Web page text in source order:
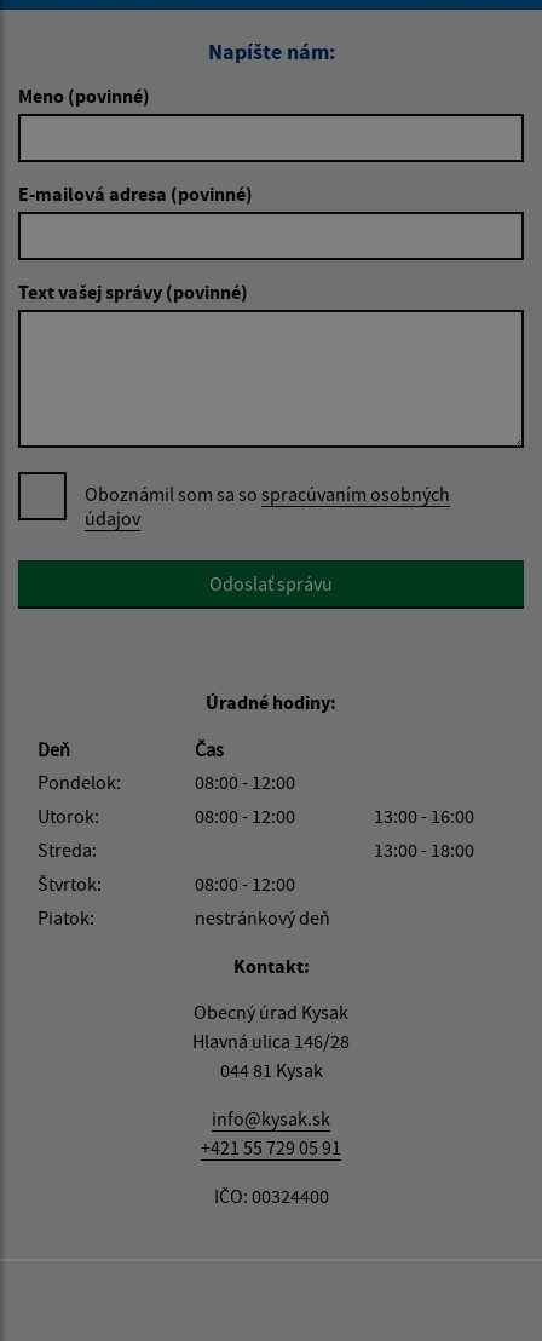
Napíšte nám:
Meno (povinné)
E-mailová adresa (povinné)
Text vašej správy (povinné)
Oboznámil som sa so spracúvaním osobných
údajov
Google reCaptcha ResponseOdoslať správu
Úradné hodiny:
Deň
Čas
Pondelok:
08:00 - 12:00
Utorok:
08:00 - 12:00
13:00 - 16:00
Streda:
13:00 - 18:00
Štvrtok:
08:00 - 12:00
Piatok:
nestránkový deň
Kontakt:
Obecný úrad Kysak
Hlavná ulica 146/28
044 81 Kysak
info@kysak.sk
+421 55 729 05 91
IČO: 00324400